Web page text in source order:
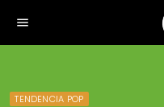
menu
TENDENCIA POP